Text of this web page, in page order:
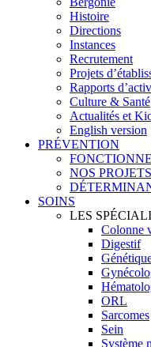
Histoire
Directions
Instances
Recrutement
Projets
Rapports
Culture & Santé
Actualités et
English version
PRÉVENTION
NOS
SOINS
LES
Colonne
Digestif
ORL
Sarcomes
Sein
Système